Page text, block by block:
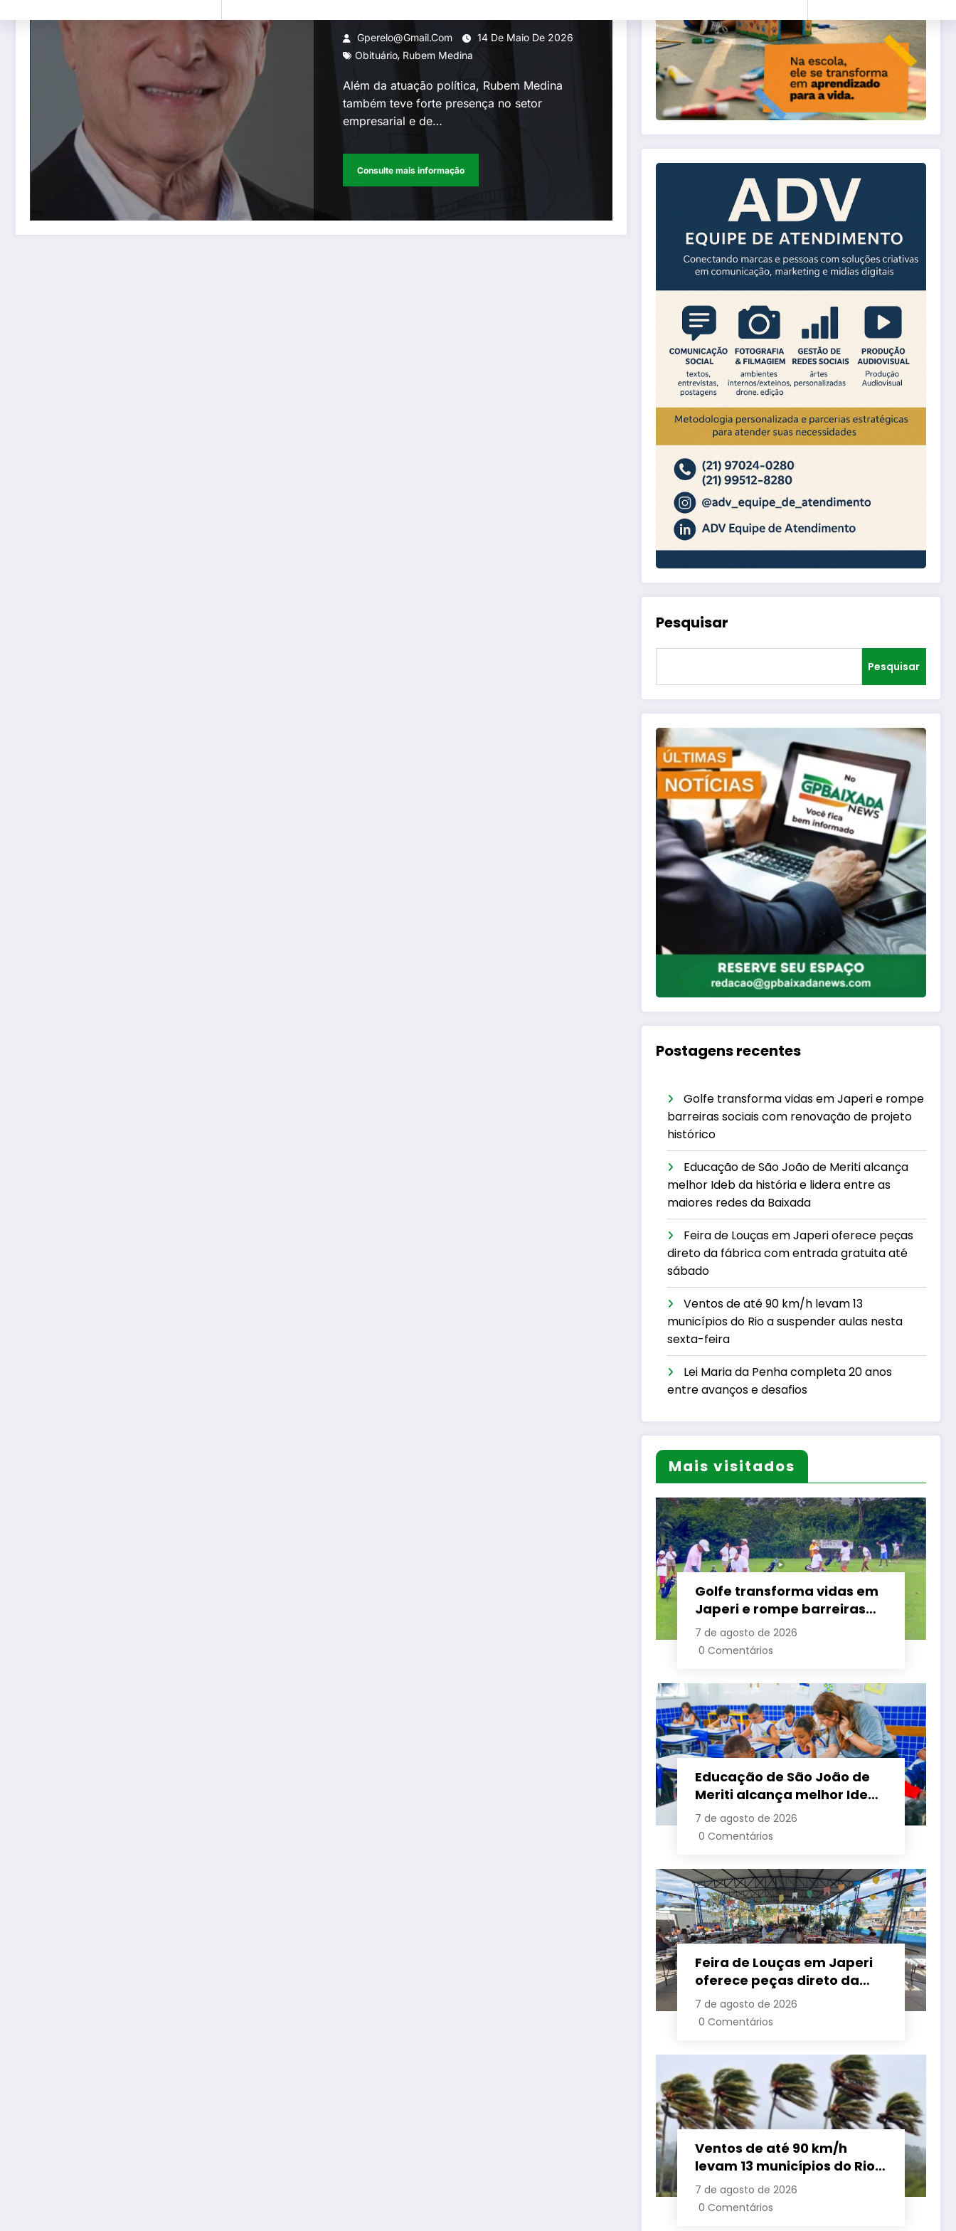
um dos nomes influentes da
política e do entretenimento
no Rio
Gperelo@gmail.com
14 De Maio De 2026
Obituário, Rubem Medina
Além da atuação política, Rubem Medina
também teve forte presença no setor
empresarial e de…
Consulte mais informação
Pesquisar
Pesquisar
Postagens recentes
Golfe transforma vidas em Japeri e rompe
barreiras sociais com renovação de projeto
histórico
Educação de São João de Meriti alcança
melhor Ideb da história e lidera entre as
maiores redes da Baixada
Feira de Louças em Japeri oferece peças
direto da fábrica com entrada gratuita até
sábado
Ventos de até 90 km/h levam 13
municípios do Rio a suspender aulas nesta
sexta-feira
Lei Maria da Penha completa 20 anos
entre avanços e desafios
Mais visitados
Golfe transforma vidas em
Japeri e rompe barreiras
sociais com renovação de
projeto histórico
7 de agosto de 2026
0 Comentários
Educação de São João de
Meriti alcança melhor Ideb
da história e lidera entre as
maiores redes da Baixada
7 de agosto de 2026
0 Comentários
Feira de Louças em Japeri
oferece peças direto da
fábrica com entrada
gratuita até sábado
7 de agosto de 2026
0 Comentários
Ventos de até 90 km/h
levam 13 municípios do Rio
a suspender aulas nesta
sexta-feira
7 de agosto de 2026
0 Comentários